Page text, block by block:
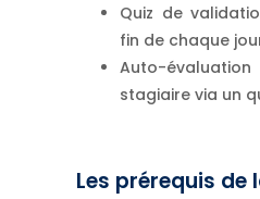
Quiz de
fin de chaque
Auto-
stagiaire via un
Les prérequis